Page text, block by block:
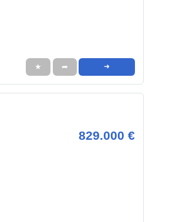
★ ➦ ➜
829.000 €